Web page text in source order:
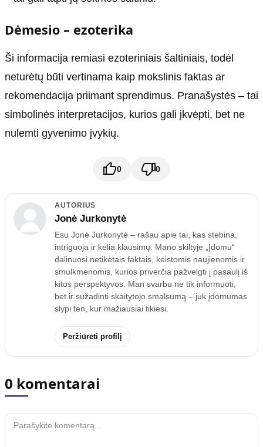
Dėmesio – ezoterika
Ši informacija remiasi ezoteriniais šaltiniais, todėl
neturėtų būti vertinama kaip mokslinis faktas ar
rekomendacija priimant sprendimus. Pranašystės – tai
simbolinės interpretacijos, kurios gali įkvėpti, bet ne
nulemti gyvenimo įvykių.
0 0
AUTORIUS
Jonė Jurkonytė
Esu Jonė Jurkonytė – rašau apie tai, kas stebina,
intriguoja ir kelia klausimų. Mano skiltyje „Įdomu“
dalinuosi netikėtais faktais, keistomis naujienomis ir
smulkmenomis, kurios priverčia pažvelgti į pasaulį iš
kitos perspektyvos. Man svarbu ne tik informuoti,
bet ir sužadinti skaitytojo smalsumą – juk įdomumas
slypi ten, kur mažiausiai tikiesi.
Peržiūrėti profilį
0 komentarai